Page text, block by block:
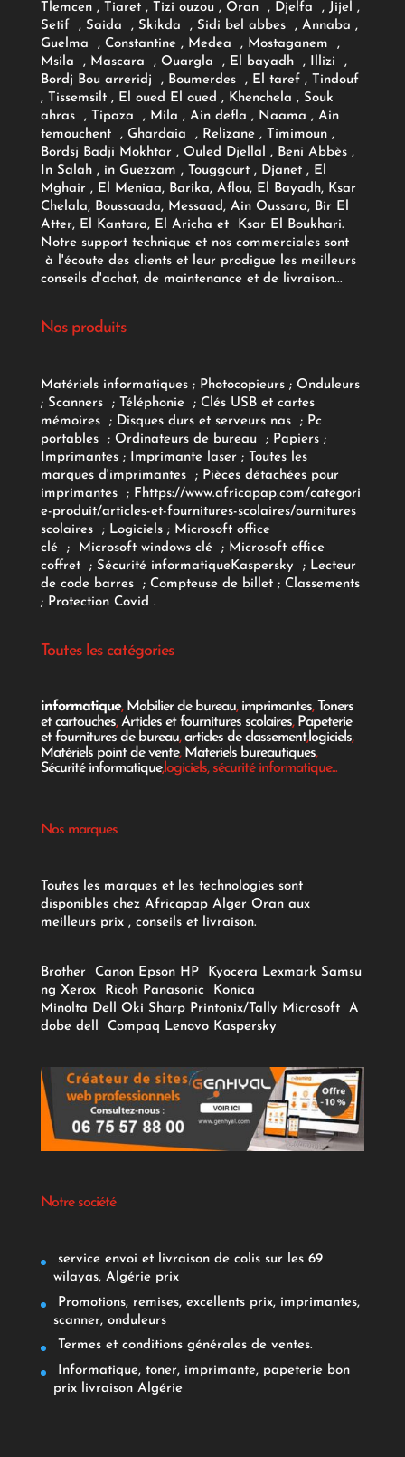
Tlemcen , Tiaret , Tizi ouzou , Oran , Djelfa , Jijel ,
Setif , Saida , Skikda , Sidi bel abbes , Annaba ,
Guelma , Constantine , Medea , Mostaganem ,
Msila , Mascara , Ouargla , El bayadh , Illizi ,
Bordj Bou arreridj , Boumerdes , El taref , Tindouf
, Tissemsilt , El oued El oued , Khenchela , Souk
ahras , Tipaza , Mila , Ain defla , Naama , Ain
temouchent , Ghardaia , Relizane , Timimoun ,
Bordsj Badji Mokhtar , Ouled Djellal , Beni Abbès ,
In Salah , in Guezzam , Touggourt , Djanet , El
Mghair , El Meniaa, Barika, Aflou, El Bayadh, Ksar
Chelala, Boussaada, Messaad, Ain Oussara, Bir El
Atter, El Kantara, El Aricha et Ksar El Boukhari.
Notre support technique et nos commerciales sont
à l'écoute des clients et leur prodigue les meilleurs
conseils d'achat, de maintenance et de livraison...
Nos produits
Matériels informatiques; Photocopieurs; Onduleurs
; Scanners ; Téléphonie ; Clés USB et cartes
mémoires
; Disques durs et serveurs nas ; Pc
portables
; Ordinateurs de bureau ; Papiers;
Imprimantes;Imprimante laser; Toutes les
marques d'imprimantes
; Pièces détachées pour
imprimantes
; Fhttps://www.africapap.com/categori
e-produit/articles-et-fournitures-scolaires/ournitures
scolaires; Logiciels ; Microsoft office
clé
; Microsoft windows clé; Microsoft office
coffret ; Sécurité informatiqueKaspersky ; Lecteur
de code barres
; Compteuse de billet; Classements
; Protection Covid .
Toutes les catégories
informatique, Mobilier de bureau, imprimantes, Toners
et cartouches,Articles et fournitures scolaires, Papeterie
et fournitures de bureau,articles de classement,logiciels,
Matériels point de vente, Materiels bureautiques,
Sécurité informatique,logiciels, sécurité informatique...
Nos marques
Toutes les marques et les technologies sont
disponibles chez Africapap Alger Oran aux
meilleurs prix , conseils et livraison.
Brother Canon Epson HP Kyocera Lexmark Samsu
ng Xerox Ricoh Panasonic
Konica
Minolta Dell Oki Sharp Printonix/Tally Microsoft
A
dobe dell Compaq Lenovo Kaspersky
Notre société
service envoi et livraison de colis sur les 69
wilayas, Algérie prix
Promotions, remises, excellents prix, imprimantes,
scanner, onduleurs
Termes et conditions générales de ventes.
Informatique, toner, imprimante, papeterie bon
prix livraison Algérie